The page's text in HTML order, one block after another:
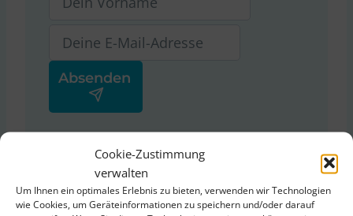
Cookie-Zustimmung
verwalten
Um Ihnen ein optimales Erlebnis zu bieten, verwenden wir Technologien
wie Cookies, um Geräteinformationen zu speichern und/oder darauf
Datenschutzerklärungvon
ThinkStartup zu.